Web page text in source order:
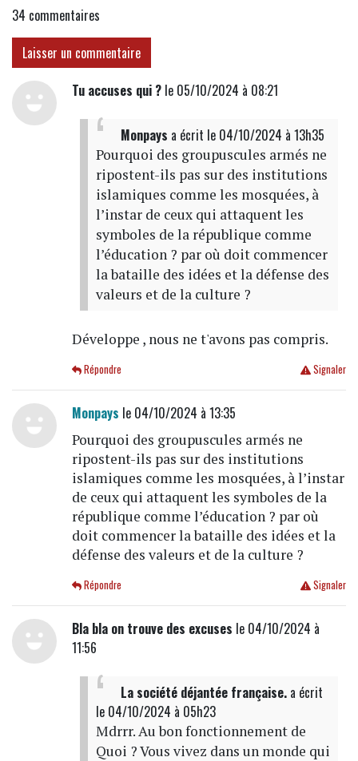
34 commentaires
Laisser un commentaire
Tu accuses qui ?le 05/10/2024 à 08:21
Monpays a écrit le 04/10/2024 à 13h35
Pourquoi des groupuscules armés ne
ripostent-ils pas sur des institutions
islamiques comme les mosquées, à
l’instar de ceux qui attaquent les
symboles de la république comme
l’éducation ? par où doit commencer
la bataille des idées et la défense des
valeurs et de la culture ?
Développe , nous ne t'avons pas compris.
Signaler
Répondre
Monpays le 04/10/2024 à 13:35
Pourquoi des groupuscules armés ne
ripostent-ils pas sur des institutions
islamiques comme les mosquées, à l’instar
de ceux qui attaquent les symboles de la
république comme l’éducation ? par où
doit commencer la bataille des idées et la
défense des valeurs et de la culture ?
Signaler
Répondre
Bla bla on trouve des excuses le 04/10/2024 à
11:56
La société déjantée française.a écrit
le 04/10/2024 à 05h23
Mdrrr. Au bon fonctionnement de
Quoi ? Vous vivez dans un monde qui